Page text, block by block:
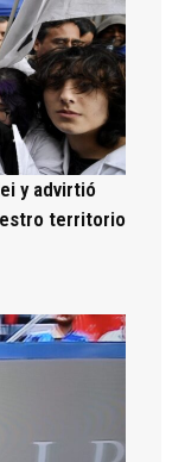
y advirtió
territorio